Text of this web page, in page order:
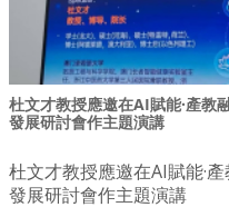
杜文才教授應邀在AI賦能·產
發展研討會作主題演講
杜文才教授應邀在AI賦能·
發展研討會作主題演講